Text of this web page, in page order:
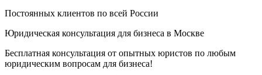
Постоянных клиентов по всей России
Юридическая консультация для бизнеса в Москве
Бесплатная консультация от опытных юристов по любым
юридическим вопросам для бизнеса!